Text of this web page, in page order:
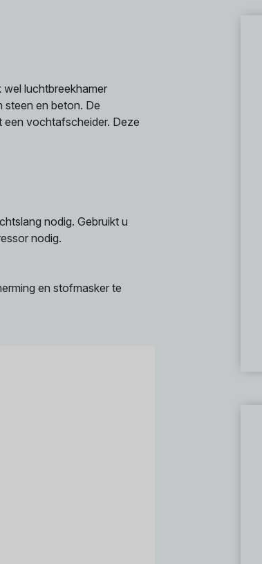
luchtbreekhamer
steen en beton. De
een vochtafscheider. Deze
nodig. Gebruikt u
nodig.
en stofmasker te